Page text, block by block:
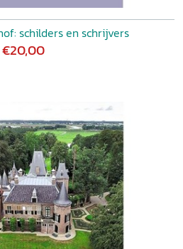
schilders en schrijvers
€20,00